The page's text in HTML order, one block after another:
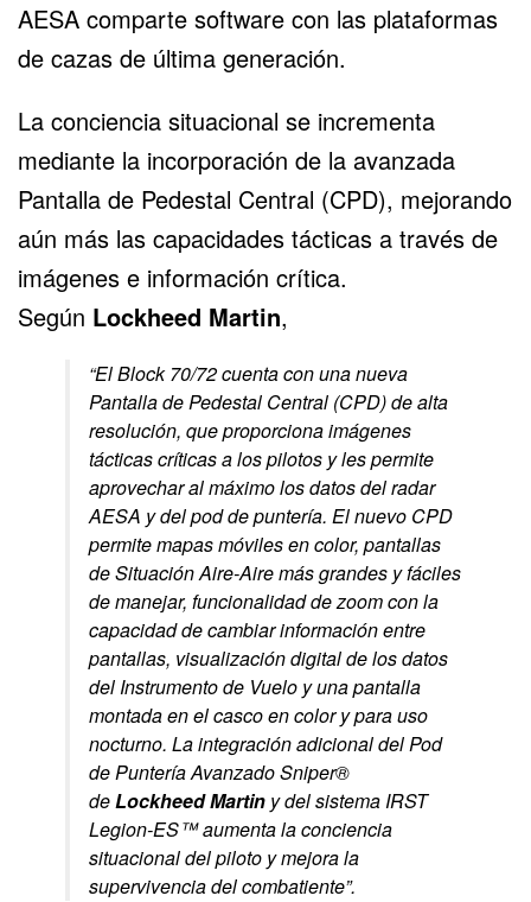
AESA comparte software con las plataformas
de cazas de última generación.
La conciencia situacional se incrementa
mediante la incorporación de la avanzada
Pantalla de Pedestal Central (CPD), mejorando
aún más las capacidades tácticas a través de
imágenes e información crítica.
Según Lockheed Martin,
“El Block 70/72 cuenta con una nueva
Pantalla de Pedestal Central (CPD) de alta
resolución, que proporciona imágenes
tácticas críticas a los pilotos y les permite
aprovechar al máximo los datos del radar
AESA y del pod de puntería. El nuevo CPD
permite mapas móviles en color, pantallas
de Situación Aire-Aire más grandes y fáciles
de manejar, funcionalidad de zoom con la
capacidad de cambiar información entre
pantallas, visualización digital de los datos
del Instrumento de Vuelo y una pantalla
montada en el casco en color y para uso
nocturno. La integración adicional del Pod
de Puntería Avanzado Sniper®
deLockheed Martin y del sistema IRST
Legion-ES™ aumenta la conciencia
situacional del piloto y mejora la
supervivencia del combatiente”.